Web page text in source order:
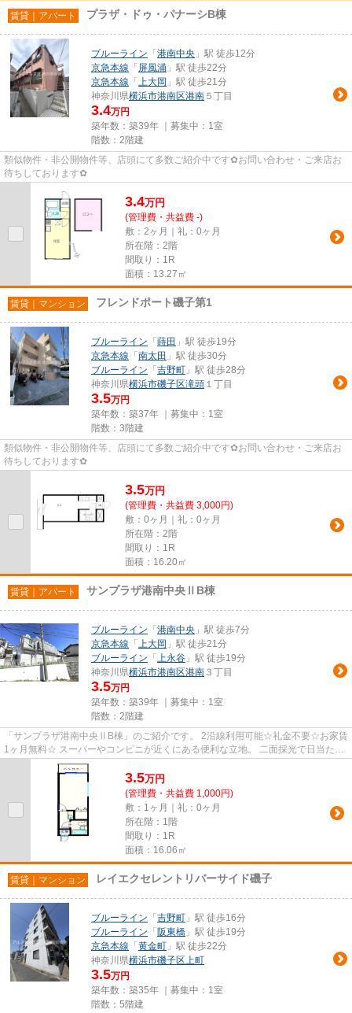
賃貸｜アパート プラザ・ドゥ・パナーシB棟
ブルーライン 「 港南中央 」駅 徒歩12分
京急本線 「 屏風浦 」駅 徒歩22分
京急本線 「 上大岡 」駅 徒歩21分
神奈川県横浜市港南区港南 ５丁目
3.4万円
築年数：築39年 ｜募集中： 1室
階数：2階建
類似物件・非公開物件等、店頭にて多数ご紹介中です✿お問い合わせ・ご来店お
待ちしております✿
3.4万円
(管理費・共益費 -)
敷：2ヶ月｜礼：0ヶ月
所在階：2階
間取り：1R
面積：13.27㎡
賃貸｜マンション フレンドポート磯子第1
ブルーライン 「 蒔田 」駅 徒歩19分
京急本線 「 南太田 」駅 徒歩30分
ブルーライン 「 吉野町 」駅 徒歩28分
神奈川県横浜市磯子区滝頭 １丁目
3.5万円
築年数：築37年 ｜募集中： 1室
階数：3階建
類似物件・非公開物件等、店頭にて多数ご紹介中です✿お問い合わせ・ご来店お
待ちしております✿
3.5万円
(管理費・共益費 3,000円)
敷：0ヶ月｜礼：0ヶ月
所在階：2階
間取り：1R
面積：16.20㎡
賃貸｜アパート サンプラザ港南中央ⅡB棟
ブルーライン 「 港南中央 」駅 徒歩7分
京急本線 「 上大岡 」駅 徒歩21分
ブルーライン 「 上永谷 」駅 徒歩19分
神奈川県横浜市港南区港南 ３丁目
3.5万円
築年数：築39年 ｜募集中： 1室
階数：2階建
「サンプラザ港南中央ⅡB棟」のご紹介です。 2沿線利用可能☆礼金不要☆お家賃
1ヶ月無料☆ スーパーやコンビニが近くにある便利な立地。 二面採光で日当たり
通風良好です。 エアコン付で1...
3.5万円
(管理費・共益費 1,000円)
敷：1ヶ月｜礼：0ヶ月
所在階：1階
間取り：1R
面積：16.06㎡
賃貸｜マンション レイエクセレントリバーサイド磯子
ブルーライン 「 吉野町 」駅 徒歩16分
ブルーライン 「 阪東橋 」駅 徒歩19分
京急本線 「 黄金町 」駅 徒歩22分
神奈川県横浜市磯子区上町
3.5万円
築年数：築35年 ｜募集中： 1室
階数：5階建